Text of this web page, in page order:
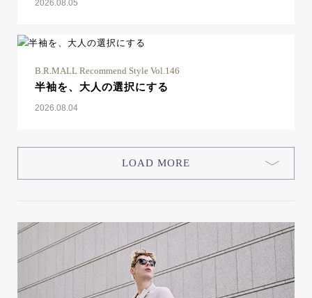
2026.08.05
B.R.MALL Recommend Style Vol.146
半袖を、大人の選択にする
2026.08.04
LOAD MORE